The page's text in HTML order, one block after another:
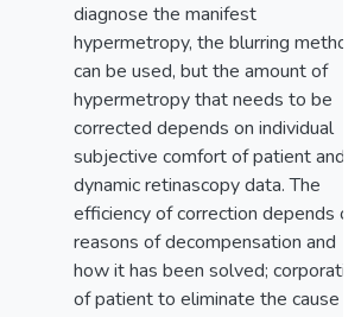
diagnose the manifest
hypermetropy, the blurring method
can be used, but the amount of
hypermetropy that needs to be
corrected depends on individual
subjective comfort of patient and/
dynamic retinascopy data. The
efficiency of correction depends
reasons of decompensation and
how it has been solved;
of patient to eliminate the cause of